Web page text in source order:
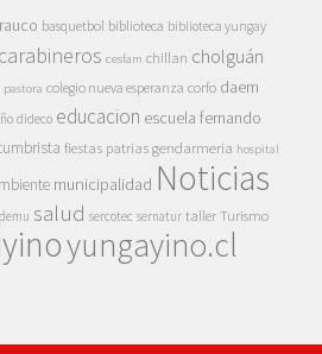
basquetbol biblioteca biblioteca yungay
carabineros cesfam chillan cholguán
colegio nueva esperanza corfo daem
dideco educacion escuela fernando
fiestas patrias gendarmeria hospital
municipalidad Noticias
salud sercotec sernatur taller Turismo
yungayino.cl